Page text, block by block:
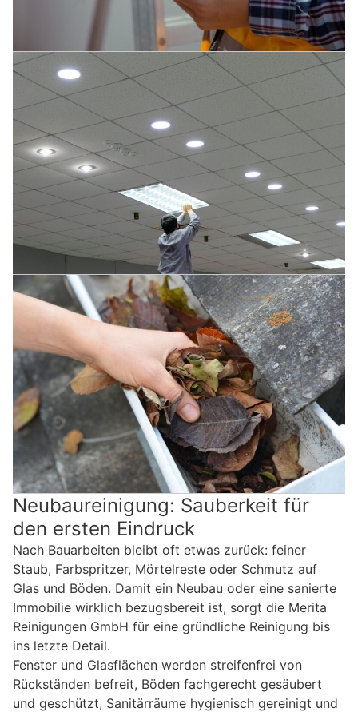
Neubaureinigung: Sauberkeit für
den ersten Eindruck
Nach Bauarbeiten bleibt oft etwas zurück: feiner
Staub, Farbspritzer, Mörtelreste oder Schmutz auf
Glas und Böden. Damit ein Neubau oder eine sanierte
Immobilie wirklich bezugsbereit ist, sorgt die Merita
Reinigungen GmbH für eine gründliche Reinigung bis
ins letzte Detail.
Fenster und Glasflächen werden streifenfrei von
Rückständen befreit, Böden fachgerecht gesäubert
und geschützt, Sanitärräume hygienisch gereinigt und